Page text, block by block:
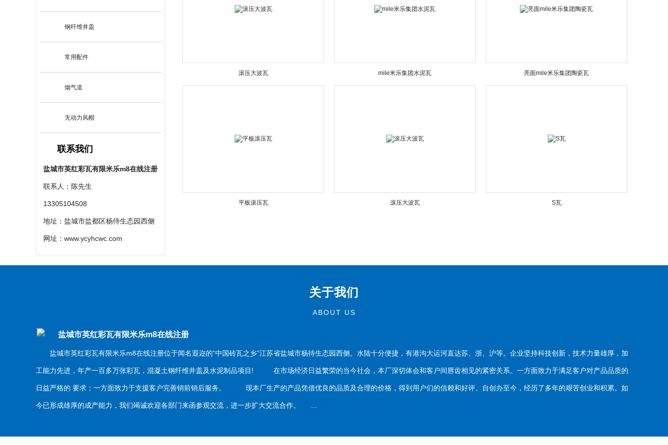
钢纤维井盖
常用配件
烟气道
无动力风帽
联系我们
盐城市英红彩瓦有限米乐m8在线注册
联系人：陈先生
13305104508
地址：盐城市盐都区杨侍生态园西侧
网址： www.ycyhcwc.com
滚压大波瓦 mile米乐集团水泥瓦 亮面mile米乐集团陶瓷瓦
平板滚压瓦 滚压大波瓦 S瓦
关于我们
ABOUT US
盐城市英红彩瓦有限米乐m8在线注册
盐城市英红彩瓦有限米乐m8在线注册位于闻名遐迩的“中国砖瓦之乡”江苏省盐城市杨待生态园西侧。水陆十分便捷，有港沟大运河直达苏、浙、沪等。企业坚持科技创新，技术力量雄厚，加
工能力先进，年产一百多万张彩瓦，混凝土钢纤维井盖及水泥制品项目! 在市场经济日益繁荣的当今社会，本厂深切体会和客户间唇齿相见的紧密关系。一方面致力于满足客户对产品品质的
日益严格的 要求；一方面致力于支援客户完善销前销后服务。 现本厂生产的产品凭借优良的品质及合理的价格，得到用户们的信赖和好评。自创办至今，经历了多年的艰苦创业和积累。如
今已形成雄厚的成产能力，我们竭诚欢迎各部门来函参观交流，进一步扩大交流合作。 ...